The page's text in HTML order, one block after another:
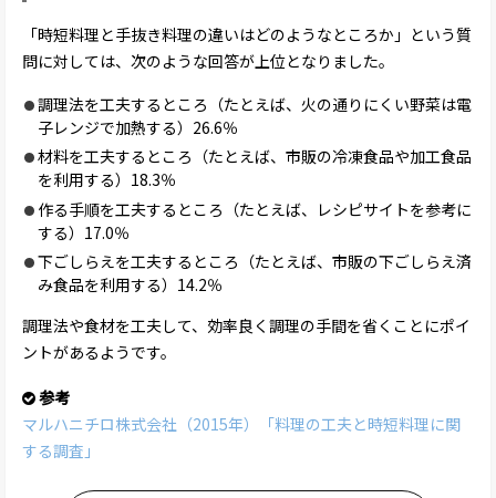
「時短料理と手抜き料理の違いはどのようなところか」という質
問に対しては、次のような回答が上位となりました。
調理法を工夫するところ（たとえば、火の通りにくい野菜は電
子レンジで加熱する）26.6％
材料を工夫するところ（たとえば、市販の冷凍食品や加工食品
を利用する）18.3％
作る手順を工夫するところ（たとえば、レシピサイトを参考に
する）17.0％
下ごしらえを工夫するところ（たとえば、市販の下ごしらえ済
み食品を利用する）14.2％
調理法や食材を工夫して、効率良く調理の手間を省くことにポイ
ントがあるようです。
参考
マルハニチロ株式会社（2015年）「料理の工夫と時短料理に関
する調査」